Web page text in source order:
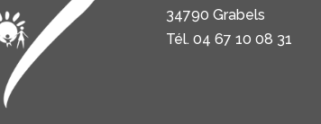
34790 Grabels
Tél. 04 67 10 08 31